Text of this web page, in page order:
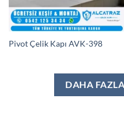
Pivot Çelik Kapı AVK-398
DAHA